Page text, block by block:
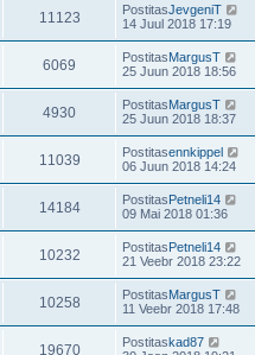
11123 PostitasJevgeniT
14 Juul 2018 17:19
6069 PostitasMargusT
25 Juun 2018 18:56
4930 PostitasMargusT
25 Juun 2018 18:37
11039 Postitasennkippel
06 Juun 2018 14:24
14184 PostitasPetneli14
09 Mai 2018 01:36
10232 PostitasPetneli14
21 Veebr 2018 23:22
10258 PostitasMargusT
11 Veebr 2018 17:48
19670 Postitaskad87